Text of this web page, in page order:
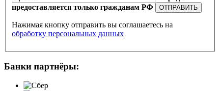
предоставляется только гражданам РФ
ОТПРАВИТЬ
Нажимая кнопку отправить вы соглашаетесь на
обработку персональных данных
Банки партнёры: